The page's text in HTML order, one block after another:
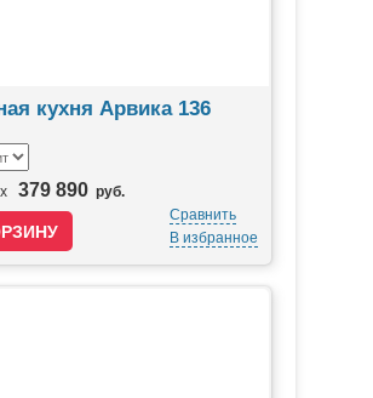
кухня Арвика 136
x 379 890 руб.
Сравнить
В избранное